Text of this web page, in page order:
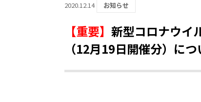
2020.12.14 お知らせ
【重要】 新型コロナウイ
（12月19日開催分）につ